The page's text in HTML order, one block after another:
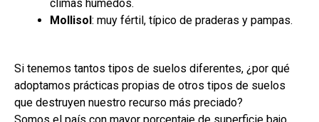
climas húmedos.
Mollisol: muy fértil, típico de praderas y pampas.
Si tenemos tantos tipos de suelos diferentes, ¿por qué
adoptamos prácticas propias de otros tipos de suelos
que destruyen nuestro recurso más preciado?
Somos el país con mayor porcentaje de superficie bajo